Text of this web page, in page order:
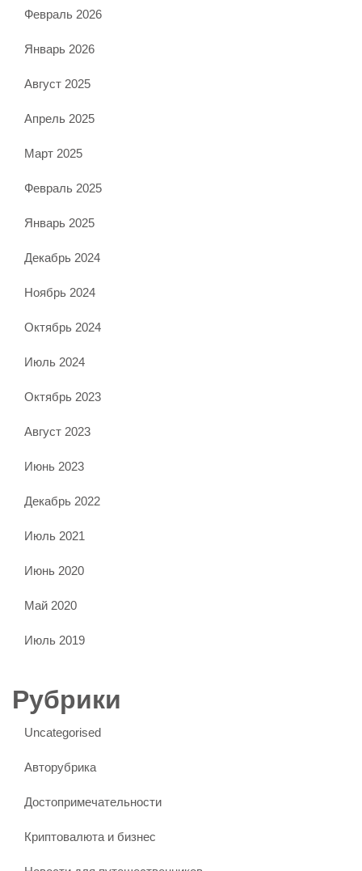
Февраль 2026
Январь 2026
Август 2025
Апрель 2025
Март 2025
Февраль 2025
Январь 2025
Декабрь 2024
Ноябрь 2024
Октябрь 2024
Июль 2024
Октябрь 2023
Август 2023
Июнь 2023
Декабрь 2022
Июль 2021
Июнь 2020
Май 2020
Июль 2019
Рубрики
Uncategorised
Авторубрика
Достопримечательности
Криптовалюта и бизнес